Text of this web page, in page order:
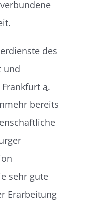
des
und
Frankfurta.
bereits
sehr gute
Erarbeitung